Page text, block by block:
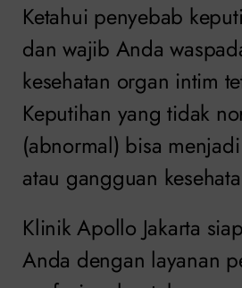
Ketahui penyebab
dan wajib Anda
kesehatan organ intim
Keputihan yang tidak
(abnormal) bisa
atau gangguan
Klinik Apollo Jakarta
Anda dengan layanan